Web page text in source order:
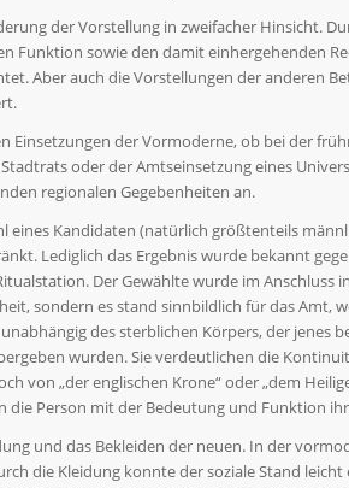
der Vorstellung in zweifacher Hinsicht.
Funktion sowie den damit einhergehenden
Aber auch die Vorstellungen der anderen
Einsetzungen der Vormoderne, ob bei der
oder der Amtseinsetzung eines
regionalen Gegebenheiten an.
Kandidaten (natürlich größtenteils
Lediglich das Ergebnis wurde bekannt
Der Gewählte wurde im Anschluss
sondern es stand sinnbildlich für das Amt,
des sterblichen Körpers, der jenes
wurden. Sie verdeutlichen die
von „der englischen Krone“ oder „dem
die Person mit der Bedeutung und Funktion
und das Bekleiden der neuen. In der
die Kleidung konnte der soziale Stand